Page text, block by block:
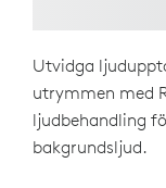
Utvidga
utrymmen med
ljudbehandling
bakgrundsljud.